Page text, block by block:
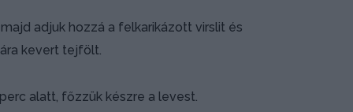
adjuk hozzá a felkarikázott virslit és
kevert tejfölt.
alatt, főzzük készre a levest.